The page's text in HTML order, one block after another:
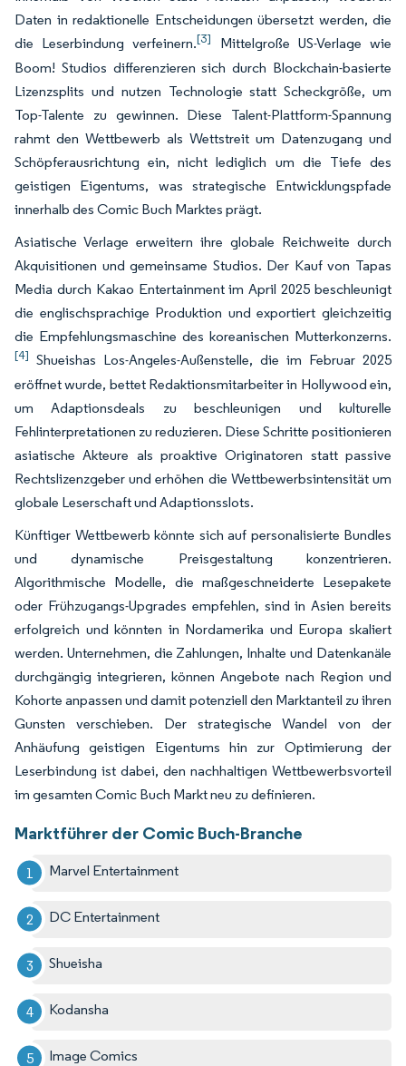
Daten in redaktionelle Entscheidungen übersetzt werden, die
die Leserbindung verfeinern.[3]
Mittelgroße US-Verlage wie
Boom! Studios differenzieren sich durch Blockchain-basierte
Lizenzsplits und nutzen Technologie statt Scheckgröße, um
Top-Talente zu gewinnen. Diese Talent-Plattform-Spannung
rahmt den Wettbewerb als Wettstreit um Datenzugang und
Schöpferausrichtung ein, nicht lediglich um die Tiefe des
geistigen Eigentums, was strategische Entwicklungspfade
innerhalb des Comic Buch Marktes prägt.
Asiatische Verlage erweitern ihre globale Reichweite durch
Akquisitionen und gemeinsame Studios. Der Kauf von Tapas
Media durch Kakao Entertainment im April 2025 beschleunigt
die englischsprachige Produktion und exportiert gleichzeitig
die Empfehlungsmaschine des koreanischen Mutterkonzerns.
[4] Shueishas Los-Angeles-Außenstelle, die im Februar 2025
eröffnet wurde, bettet Redaktionsmitarbeiter in Hollywood ein,
um Adaptionsdeals zu beschleunigen und kulturelle
Fehlinterpretationen zu reduzieren. Diese Schritte positionieren
asiatische Akteure als proaktive Originatoren statt passive
Rechtslizenzgeber und erhöhen die Wettbewerbsintensität um
globale Leserschaft und Adaptionsslots.
Künftiger Wettbewerb könnte sich auf personalisierte Bundles
und dynamische Preisgestaltung konzentrieren.
Algorithmische Modelle, die maßgeschneiderte Lesepakete
oder Frühzugangs-Upgrades empfehlen, sind in Asien bereits
erfolgreich und könnten in Nordamerika und Europa skaliert
werden. Unternehmen, die Zahlungen, Inhalte und Datenkanäle
durchgängig integrieren, können Angebote nach Region und
Kohorte anpassen und damit potenziell den Marktanteil zu ihren
Gunsten verschieben. Der strategische Wandel von der
Anhäufung geistigen Eigentums hin zur Optimierung der
Leserbindung ist dabei, den nachhaltigen Wettbewerbsvorteil
im gesamten Comic Buch Markt neu zu definieren.
Marktführer der Comic Buch-Branche
Marvel Entertainment
DC Entertainment
Shueisha
Kodansha
Image Comics